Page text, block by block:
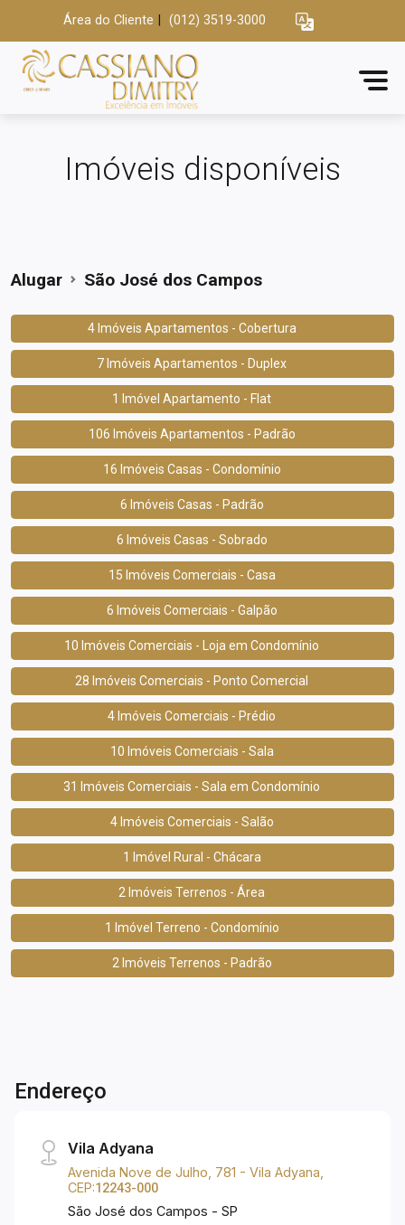
Área do Cliente (012) 3519-3000
Imóveis disponíveis
Alugar São José dos Campos
4 Imóveis Apartamentos - Cobertura
7 Imóveis Apartamentos - Duplex
1 Imóvel Apartamento - Flat
106 Imóveis Apartamentos - Padrão
16 Imóveis Casas - Condomínio
6 Imóveis Casas - Padrão
6 Imóveis Casas - Sobrado
15 Imóveis Comerciais - Casa
6 Imóveis Comerciais - Galpão
10 Imóveis Comerciais - Loja em Condomínio
28 Imóveis Comerciais - Ponto Comercial
4 Imóveis Comerciais - Prédio
10 Imóveis Comerciais - Sala
31 Imóveis Comerciais - Sala em Condomínio
4 Imóveis Comerciais - Salão
1 Imóvel Rural - Chácara
2 Imóveis Terrenos - Área
1 Imóvel Terreno - Condomínio
2 Imóveis Terrenos - Padrão
Endereço
Vila Adyana
Avenida Nove de Julho, 781 - Vila Adyana,
CEP:12243-000
São José dos Campos - SP